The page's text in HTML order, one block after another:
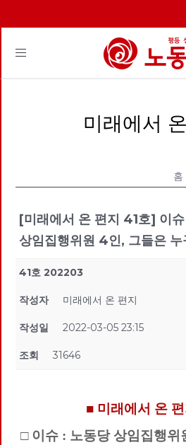
Toggle
미래에서
홈
[미래에서 온 편지 41호] 이
상임집행위원 4인, 그들은 누
41호 202203
작성자 미래에서 온 편지
작성일 2022-03-05 23:15
조회 31646
■ 미래에서 온
□ 이슈 : 노동당 상임집행위